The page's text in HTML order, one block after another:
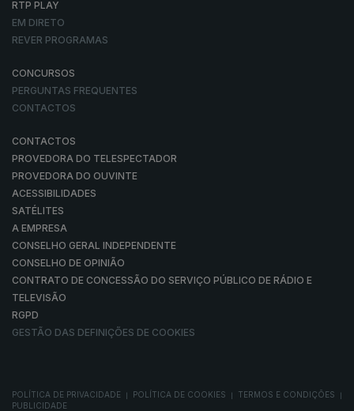
RTP PLAY
EM DIRETO
REVER PROGRAMAS
CONCURSOS
PERGUNTAS FREQUENTES
CONTACTOS
CONTACTOS
PROVEDORA DO TELESPECTADOR
PROVEDORA DO OUVINTE
ACESSIBILIDADES
SATÉLITES
A EMPRESA
CONSELHO GERAL INDEPENDENTE
CONSELHO DE OPINIÃO
CONTRATO DE CONCESSÃO DO SERVIÇO PÚBLICO DE RÁDIO E
TELEVISÃO
RGPD
GESTÃO DAS DEFINIÇÕES DE COOKIES
POLÍTICA DE PRIVACIDADE POLÍTICA DE COOKIES TERMOS E CONDIÇÕES
PUBLICIDADE